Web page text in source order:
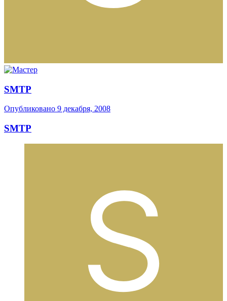
SMTP
Опубликовано 9 декабря, 2008
SMTP